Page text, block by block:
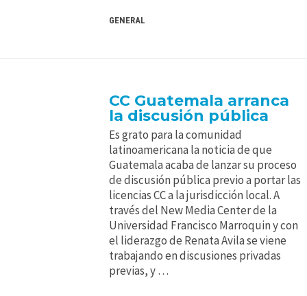
GENERAL
CC Guatemala arranca
la discusión pública
Es grato para la comunidad
latinoamericana la noticia de que
Guatemala acaba de lanzar su proceso
de discusión pública previo a portar las
licencias CC a la jurisdicción local. A
través del New Media Center de la
Universidad Francisco Marroquin y con
el liderazgo de Renata Avila se viene
trabajando en discusiones privadas
previas, y …